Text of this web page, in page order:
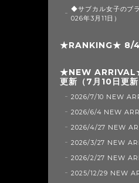
◆サブカル女子のブ
026年3月11日）
★RANKING★ 8/
★NEW
更新（7月10日更新
2026/7/10 NEW
2026/6/4 NEW
2026/4/27 NEW
2026/3/27 NEW
2026/2/27 NEW
2025/12/29 NEW